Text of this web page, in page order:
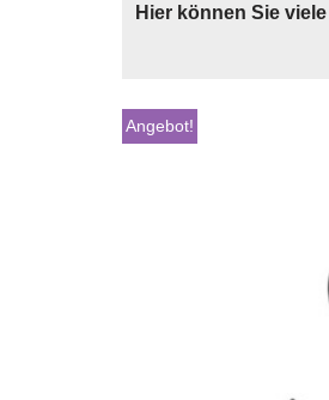
Hier können Sie
Angebot!